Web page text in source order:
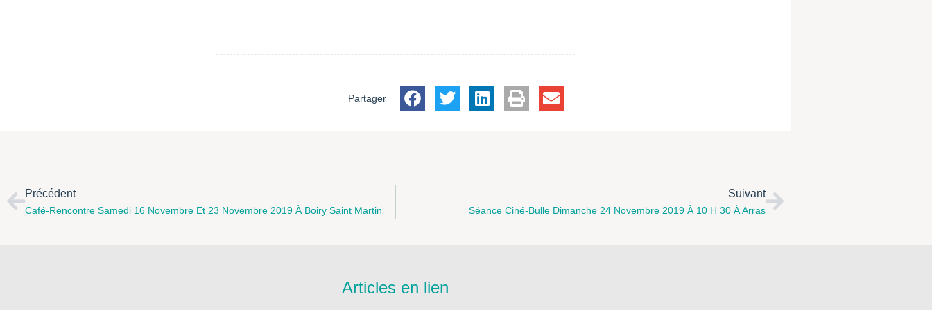
Partager
Précédent
Café-Rencontre Samedi 16 Novembre Et 23 Novembre 2019 À Boiry Saint Martin
Suivant
Séance Ciné-Bulle Dimanche 24 Novembre 2019 À 10 H 30 À Arras
Articles en lien